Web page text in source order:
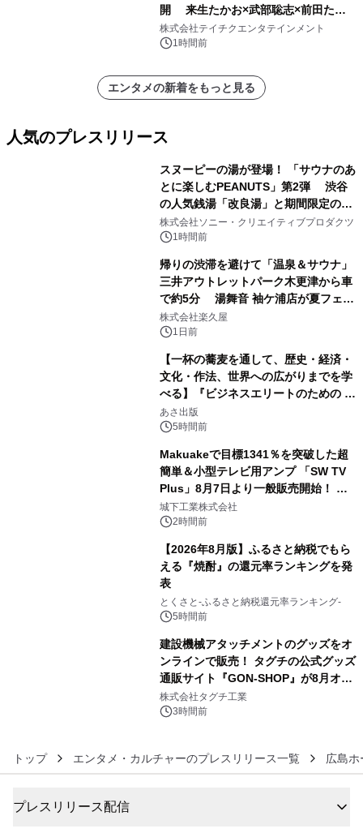
開 来生たかお×武部聡志×前田たか
ひろの豪華タッグ
株式会社テイチクエンタテインメント
1時間前
エンタメの新着をもっと見る
人気のプレスリリース
スヌーピーの湯が登場！ 「サウナのあ
とに楽しむPEANUTS」第2弾 渋谷
の人気銭湯「改良湯」と期間限定のコ
ラボレーション サウナイキタイコラ
ボグッズも発売決定！
株式会社ソニー・クリエイティブプロダクツ
1時間前
帰りの渋滞を避けて「温泉＆サウナ」
三井アウトレットパーク木更津から車
で約5分 湯舞音 袖ケ浦店が夏フェア
メニューを提供
株式会社楽久屋
1日前
【一杯の蕎麦を通して、歴史・経済・
文化・作法、世界への広がりまでを学
べる】『ビジネスエリートのための 教
養としての蕎麦』2026年8月25日
（火）発売
あさ出版
5時間前
Makuakeで目標1341％を突破した超
簡単＆小型テレビ用アンプ 「SW TV
Plus」8月7日より一般販売開始！ ケ
ーブル1本つなぐだけ、テレビの音が
ぐっと豊かに
城下工業株式会社
2時間前
【2026年8月版】ふるさと納税でもら
える『焼酎』の還元率ランキングを発
表
とくさと-ふるさと納税還元率ランキング-
5時間前
建設機械アタッチメントのグッズをオ
ンラインで販売！ タグチの公式グッズ
通販サイト『GON-SHOP』が8月オー
プン
株式会社タグチ工業
3時間前
トップ エンタメ・カルチャーのプレスリリース一覧 広島ホ
プレスリリース配信